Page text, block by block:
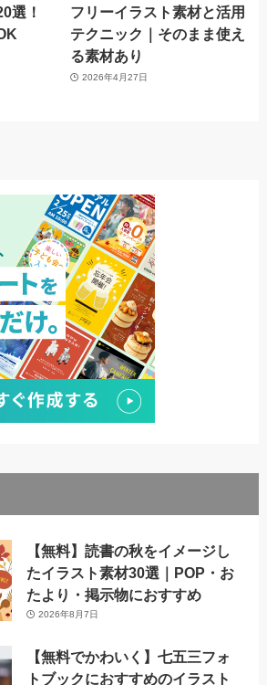
選！
フリーイラスト素材と活用
テクニック｜そのまま使え
る素材あり
2026年4月27日
【無料】読書の秋をイメージし
たイラスト素材30選｜POP・お
たより・掲示物におすすめ
2026年8月7日
【無料でかわいく】七五三フォ
トブックにおすすめのイラスト